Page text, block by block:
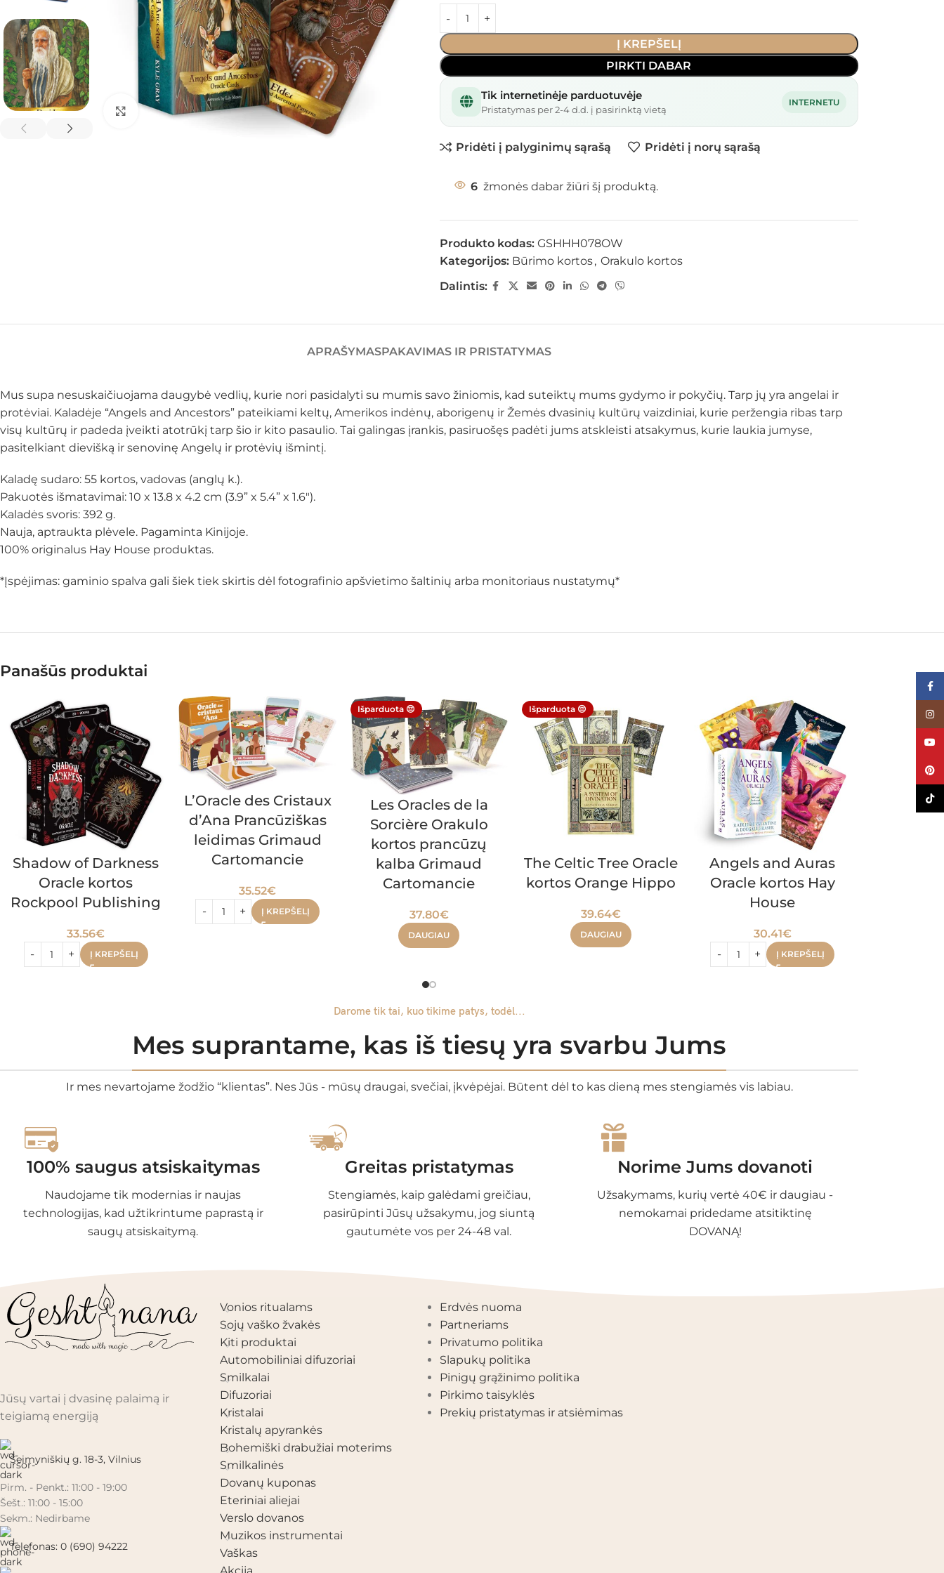
Spustelėkite, kad padidintumėte
Į KREPŠELĮ
PIRKTI DABAR
Tik internetinėje parduotuvėje
Pristatymas per 2-4 d.d. į pasirinktą vietą
INTERNETU
Pridėti į palyginimų sąrašą Pridėti į norų sąrašą
6 žmonės dabar žiūri šį produktą.
Produkto kodas: GSHHH078OW
Kategorijos: Būrimo kortos, Orakulo kortos
Dalintis:
APRAŠYMASPAKAVIMAS IR PRISTATYMAS
Mus supa nesuskaičiuojama daugybė vedlių, kurie nori pasidalyti su mumis savo žiniomis, kad suteiktų mums gydymo ir pokyčių. Tarp jų yra angelai ir
protėviai. Kaladėje “Angels and Ancestors” pateikiami keltų, Amerikos indėnų, aborigenų ir Žemės dvasinių kultūrų vaizdiniai, kurie peržengia ribas tarp
visų kultūrų ir padeda įveikti atotrūkį tarp šio ir kito pasaulio. Tai galingas įrankis, pasiruošęs padėti jums atskleisti atsakymus, kurie laukia jumyse,
pasitelkiant dievišką ir senovinę Angelų ir protėvių išmintį.
Kaladę sudaro: 55 kortos, vadovas (anglų k.).
Pakuotės išmatavimai: 10 x 13.8 x 4.2 cm (3.9” x 5.4” x 1.6″).
Kaladės svoris: 392 g.
Nauja, aptraukta plėvele. Pagaminta Kinijoje.
100% originalus Hay House produktas.
*Įspėjimas: gaminio spalva gali šiek tiek skirtis dėl fotografinio apšvietimo šaltinių arba monitoriaus nustatymų*
Panašūs produktai
Shadow of Darkness
Oracle kortos
Rockpool Publishing
33.56€
Į KREPŠELĮ
L’Oracle des Cristaux
d’Ana Prancūziškas
leidimas Grimaud
Cartomancie
35.52€
Į KREPŠELĮ
Išparduota 😔
Les Oracles de la
Sorcière Orakulo
kortos prancūzų
kalba Grimaud
Cartomancie
37.80€
DAUGIAU
Išparduota 😔
The Celtic Tree Oracle
kortos Orange Hippo
39.64€
DAUGIAU
Angels and Auras
Oracle kortos Hay
House
30.41€
Į KREPŠELĮ
Darome tik tai, kuo tikime patys, todėl...
Mes suprantame, kas iš tiesų yra svarbu Jums
Ir mes nevartojame žodžio “klientas”. Nes Jūs - mūsų draugai, svečiai, įkvėpėjai. Būtent dėl to kas dieną mes stengiamės vis labiau.
100% saugus atsiskaitymas
Naudojame tik modernias ir naujas
technologijas, kad užtikrintume paprastą ir
saugų atsiskaitymą.
Greitas pristatymas
Stengiamės, kaip galėdami greičiau,
pasirūpinti Jūsų užsakymu, jog siuntą
gautumėte vos per 24-48 val.
Norime Jums dovanoti
Užsakymams, kurių vertė 40€ ir daugiau -
nemokamai pridedame atsitiktinę
DOVANĄ!
Jūsų vartai į dvasinę palaimą ir
teigiamą energiją
Šeimyniškių g. 18-3, Vilnius
Pirm. - Penkt.: 11:00 - 19:00
Šešt.: 11:00 - 15:00
Sekm.: Nedirbame
Telefonas: 0 (690) 94222
PRODUKTŲ KATEGORIJOS
Vonios ritualams
Sojų vaško žvakės
Kiti produktai
Automobiliniai difuzoriai
Smilkalai
Difuzoriai
Kristalai
Kristalų apyrankės
Bohemiški drabužiai moterims
Smilkalinės
Dovanų kuponas
Eteriniai aliejai
Verslo dovanos
Muzikos instrumentai
Vaškas
Erdvės nuoma
Partneriams
Privatumo politika
Slapukų politika
Pinigų grąžinimo politika
Pirkimo taisyklės
Prekių pristatymas ir atsiėmimas